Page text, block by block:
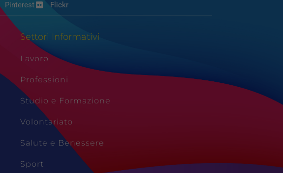
Pinterest Flickr
Settori Informativi
Lavoro
Professioni
Studio e Formazione
Volontariato
Salute e Benessere
Sport